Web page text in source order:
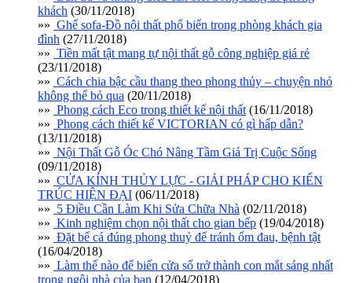
khách (30/11/2018)
»» Ghế sofa-Đồ nội thất phổ biến trong phòng khách gia
đình (27/11/2018)
»» Tiền mất tật mang tự nội thất gỗ công nghiệp giá rẻ
(23/11/2018)
»» Cách chia bậc cầu thang theo phong thủy – chuyện nhỏ
không thể bỏ qua (20/11/2018)
»» Phong cách Eco trong thiết kế nội thất (16/11/2018)
»» Phong cách thiết kế VICTORIAN có gì hấp dẫn?
(13/11/2018)
»» Nội Thất Gỗ Óc Chó Nâng Tầm Giá Trị Cuộc Sống
(09/11/2018)
»» CỬA KÍNH THỦY LỰC - GIẢI PHÁP CHO KIẾN
TRÚC HIỆN ĐẠI (06/11/2018)
»» 5 Điều Cần Làm Khi Sửa Chữa Nhà (02/11/2018)
»» Kinh nghiệm chọn nội thất cho gian bếp (19/04/2018)
»» Đặt bể cá đúng phong thuỷ để tránh ốm đau, bệnh tật
(16/04/2018)
»» Làm thế nào để biến cửa sổ trở thành con mắt sáng nhất
trong ngôi nhà của bạn (12/04/2018)